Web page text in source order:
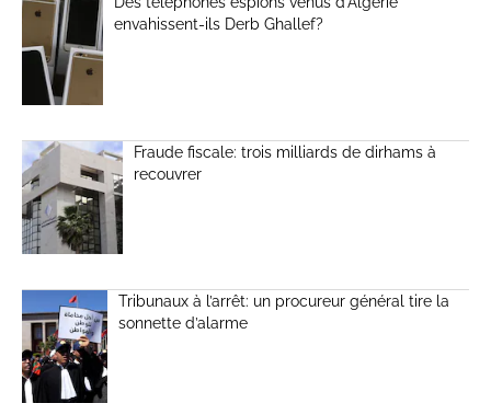
envahissent-ils Derb Ghallef?
Fraude fiscale: trois milliards de dirhams à
recouvrer
Tribunaux à l’arrêt: un procureur général tire la
sonnette d’alarme